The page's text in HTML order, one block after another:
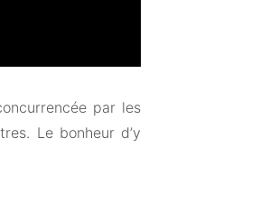
par les
Le bonheur d’y